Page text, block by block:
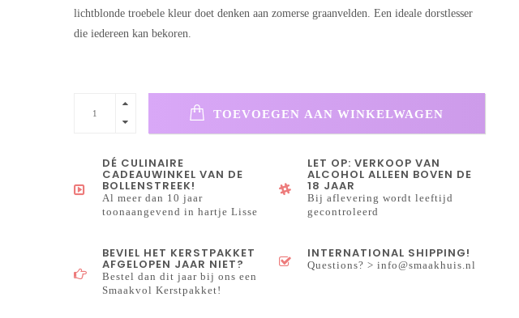
lichtblonde troebele kleur doet denken aan zomerse graanvelden. Een ideale dorstlesser
die iedereen kan bekoren.
TOEVOEGEN AAN WINKELWAGEN
DÉ CULINAIRE
CADEAUWINKEL VAN DE
BOLLENSTREEK!
Al meer dan 10 jaar
toonaangevend in hartje Lisse
LET OP: VERKOOP VAN
ALCOHOL ALLEEN BOVEN DE
18 JAAR
Bij aflevering wordt leeftijd
gecontroleerd
BEVIEL HET KERSTPAKKET
AFGELOPEN JAAR NIET?
Bestel dan dit jaar bij ons een
Smaakvol Kerstpakket!
INTERNATIONAL SHIPPING!
Questions? >info@smaakhuis.nl